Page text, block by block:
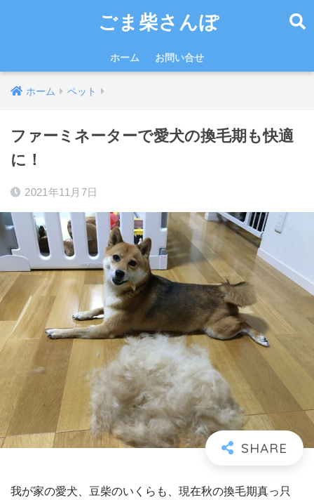
ごま柴さんぽ
ホーム お問い合せ
ホーム ペット
ファーミネーターで愛犬の換毛期も快適
に！
2021年11月7日
我が家の愛犬、豆柴のいくらも、現在秋の換毛期真っ只